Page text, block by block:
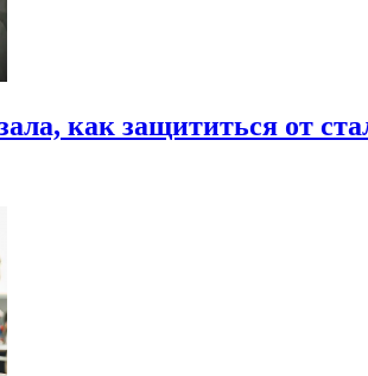
как защититься от